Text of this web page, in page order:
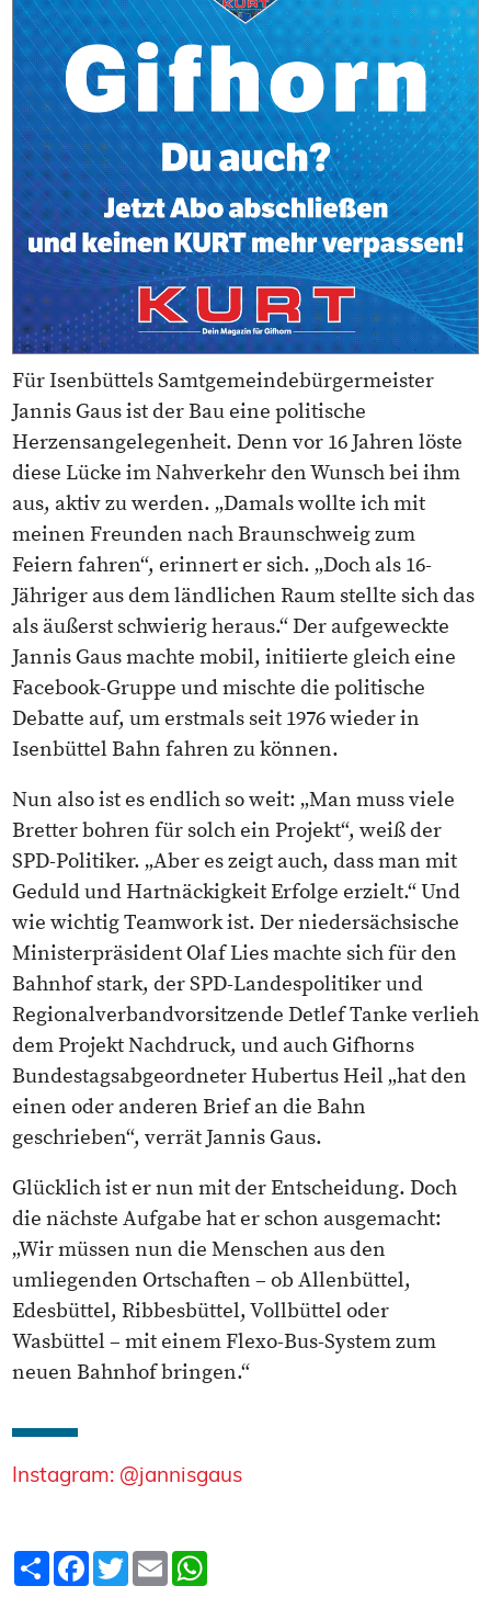
Für Isenbüttels Samtgemeindebürgermeister
Jannis Gaus ist der Bau eine politische
Herzensangelegenheit. Denn vor 16 Jahren löste
diese Lücke im Nahverkehr den Wunsch bei ihm
aus, aktiv zu werden. „Damals wollte ich mit
meinen Freunden nach Braunschweig zum
Feiern fahren“, erinnert er sich. „Doch als 16-
Jähriger aus dem ländlichen Raum stellte sich das
als äußerst schwierig heraus.“ Der aufgeweckte
Jannis Gaus machte mobil, initiierte gleich eine
Facebook-Gruppe und mischte die politische
Debatte auf, um erstmals seit 1976 wieder in
Isenbüttel Bahn fahren zu können.
Nun also ist es endlich so weit: „Man muss viele
Bretter bohren für solch ein Projekt“, weiß der
SPD-Politiker. „Aber es zeigt auch, dass man mit
Geduld und Hartnäckigkeit Erfolge erzielt.“ Und
wie wichtig Teamwork ist. Der niedersächsische
Ministerpräsident Olaf Lies machte sich für den
Bahnhof stark, der SPD-Landespolitiker und
Regionalverbandvorsitzende Detlef Tanke verlieh
dem Projekt Nachdruck, und auch Gifhorns
Bundestagsabgeordneter Hubertus Heil „hat den
einen oder anderen Brief an die Bahn
geschrieben“, verrät Jannis Gaus.
Glücklich ist er nun mit der Entscheidung. Doch
die nächste Aufgabe hat er schon ausgemacht:
„Wir müssen nun die Menschen aus den
umliegenden Ortschaften – ob Allenbüttel,
Edesbüttel, Ribbesbüttel, Vollbüttel oder
Wasbüttel – mit einem Flexo-Bus-System zum
neuen Bahnhof bringen.“
Instagram: @jannisgaus
TeilenFacebook
Twitter
EmailWhatsApp